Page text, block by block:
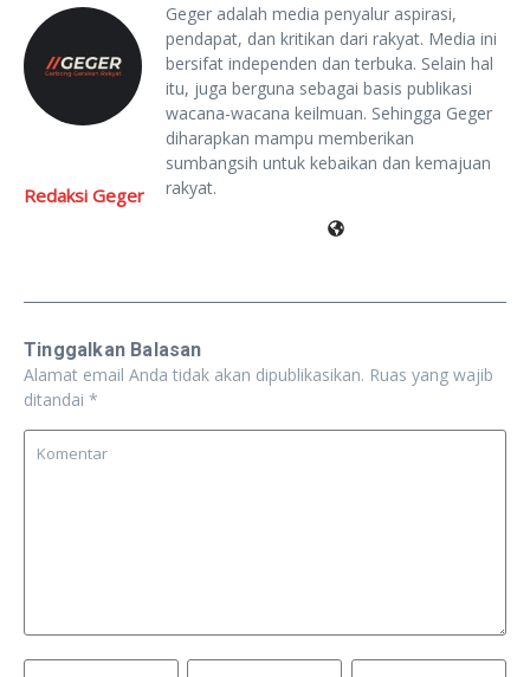
Redaksi Geger
Geger adalah media penyalur aspirasi,
pendapat, dan kritikan dari rakyat. Media ini
bersifat independen dan terbuka. Selain hal
itu, juga berguna sebagai basis publikasi
wacana-wacana keilmuan. Sehingga Geger
diharapkan mampu memberikan
sumbangsih untuk kebaikan dan kemajuan
rakyat.
Tinggalkan Balasan
Alamat email Anda tidak akan dipublikasikan. Ruas yang wajib
ditandai *